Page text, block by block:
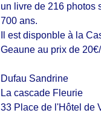
un livre de 216 photos
700 ans.
Il est disponble à la
Geaune au prix de
Dufau Sandrine
La cascade Fleurie
33 Place de l'Hôtel de